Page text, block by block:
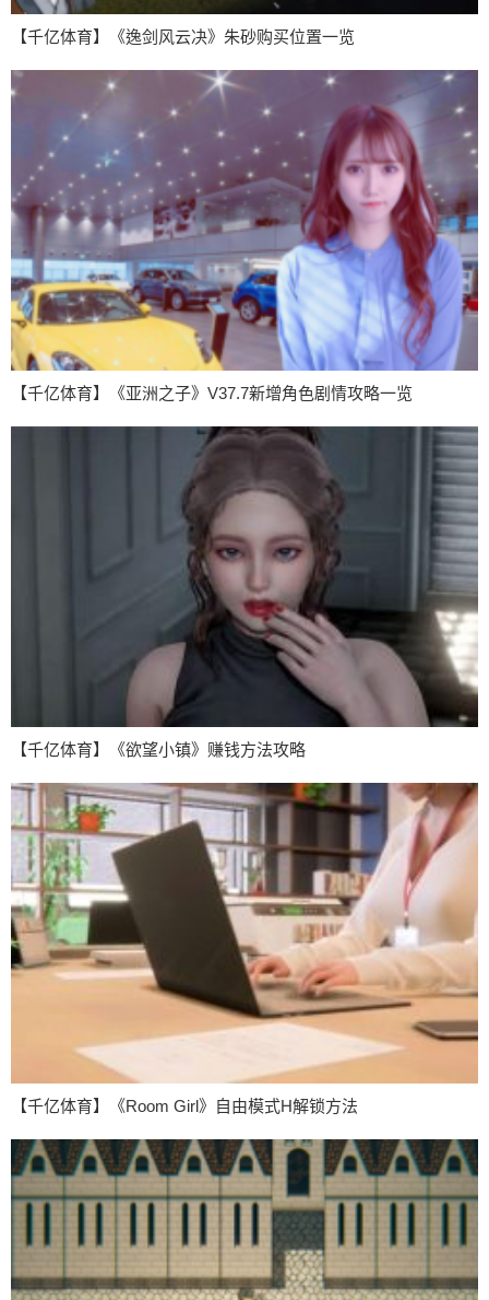
【千亿体育】《逸剑风云决》朱砂购买位置一览
【千亿体育】《亚洲之子》V37.7新增角色剧情攻略一览
【千亿体育】《欲望小镇》赚钱方法攻略
【千亿体育】《Room Girl》自由模式H解锁方法